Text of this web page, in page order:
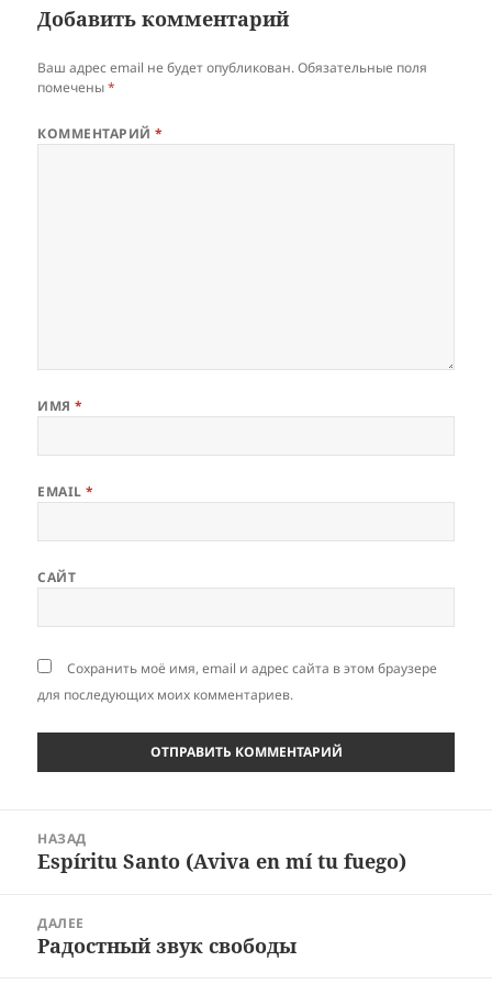
Добавить комментарий
Ваш адрес email не будет опубликован. Обязательные поля
помечены*
КОММЕНТАРИЙ*
ИМЯ*
EMAIL*
САЙТ
Сохранить моё имя, email и адрес сайта в этом браузере
для последующих моих комментариев.
записям
НАЗАД
Предыдущая
Espíritu Santo (Aviva en mí tu fuego)
ДАЛЕЕ
Следующая
Радостный звук свободы